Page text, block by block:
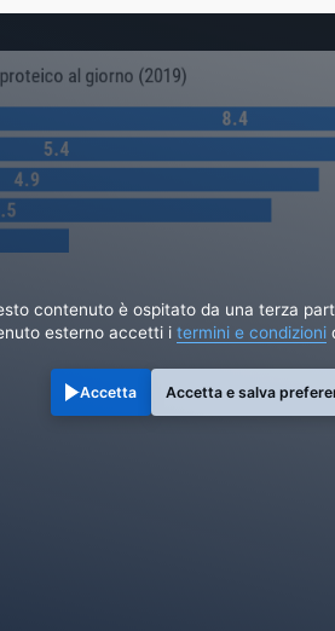
contenuto è ospitato da una terza
esterno accetti i termini e condizioni
Accetta Accetta e salva